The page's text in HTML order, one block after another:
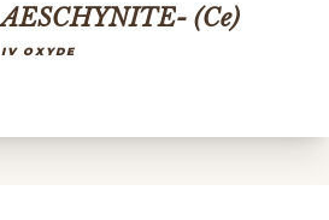
AESCHYNITE- (Ce)
IV OXYDE